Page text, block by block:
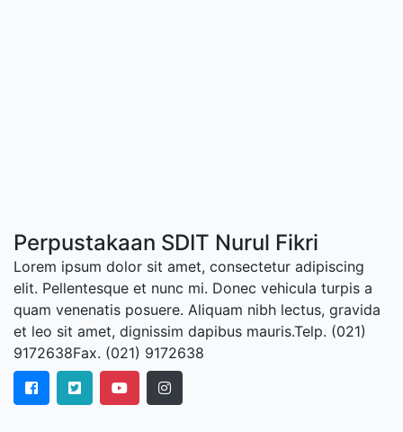
Perpustakaan SDIT Nurul Fikri
Lorem ipsum dolor sit amet, consectetur adipiscing
elit. Pellentesque et nunc mi. Donec vehicula turpis a
quam venenatis posuere. Aliquam nibh lectus, gravida
et leo sit amet, dignissim dapibus mauris.Telp. (021)
9172638Fax. (021) 9172638